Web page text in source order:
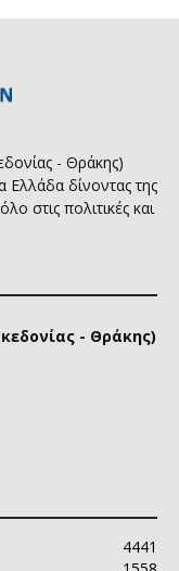
- Θράκης)
Ελλάδα δίνοντας της
στις πολιτικές και
- Θράκης)
4441